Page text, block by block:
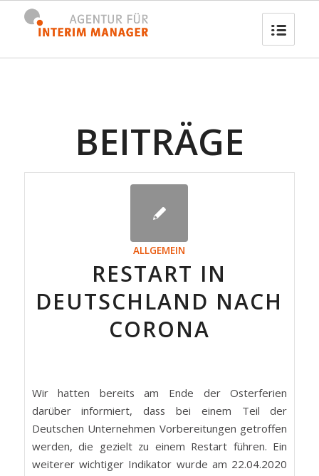
BEITRÄGE
ALLGEMEIN
RESTART IN
DEUTSCHLAND NACH
CORONA
Wir hatten bereits am Ende der Osterferien
darüber informiert, dass bei einem Teil der
Deutschen Unternehmen Vorbereitungen getroffen
werden, die gezielt zu einem Restart führen. Ein
weiterer wichtiger Indikator wurde am 22.04.2020